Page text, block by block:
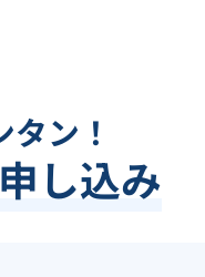
ン！
し込み